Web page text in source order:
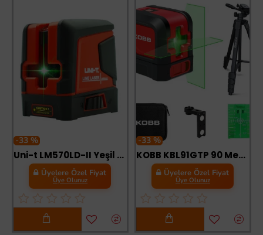
-33 %
Uni-t LM570LD-II Yeşil Çizgi Lazer Hizalama Cihazı 10 Metre
Üyelere Özel Fiyat
Üye Olunuz
-33 %
KOBB KBL91GTP 90 Metre Lazer Hizalama Yeşil Lazer
Üyelere Özel Fiyat
Üye Olunuz